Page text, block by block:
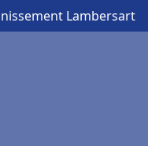
Lambersart